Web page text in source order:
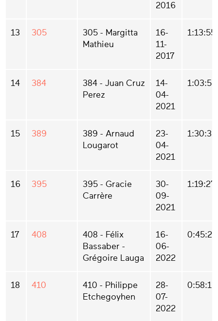
2016
13 305
305 - Margitta
Mathieu
16-
11-
2017
1:13:55
14 384
384 - Juan Cruz
Perez
14-
04-
2021
1:03:55
15 389
389 - Arnaud
Lougarot
23-
04-
2021
1:30:31
16 395
395 - Gracie
Carrère
30-
09-
2021
1:19:27
17 408
408 - Félix
Bassaber -
Grégoire Lauga
16-
06-
2022
0:45:21
18 410
410 - Philippe
Etchegoyhen
28-
07-
2022
0:58:11